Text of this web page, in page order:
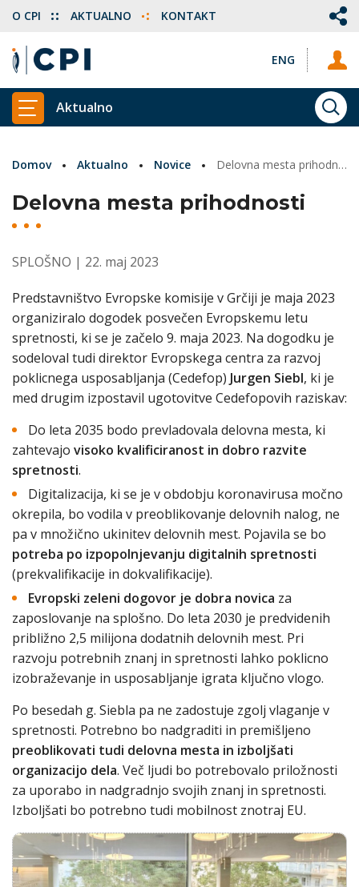
ENG
O CPI AKTUALNO KONTAKT
PRIKAŽI GLAVNI MENI
Aktualno
Domov Aktualno Novice Delovna mesta prihodnosti
Delovna mesta prihodnosti
SPLOŠNO | 22. maj 2023
Predstavništvo Evropske komisije v Grčiji je maja 2023
organiziralo dogodek posvečen Evropskemu letu
spretnosti, ki se je začelo 9. maja 2023. Na dogodku je
sodeloval tudi direktor Evropskega centra za razvoj
poklicnega usposabljanja (Cedefop) Jurgen Siebl, ki je
med drugim izpostavil ugotovitve Cedefopovih raziskav:
Do leta 2035 bodo prevladovala delovna mesta, ki
zahtevajo visoko kvalificiranost in dobro razvite
spretnosti.
Digitalizacija, ki se je v obdobju koronavirusa močno
okrepila, bo vodila v preoblikovanje delovnih nalog, ne
pa v množično ukinitev delovnih mest. Pojavila se bo
potreba po izpopolnjevanju digitalnih spretnosti
(prekvalifikacije in dokvalifikacije).
Evropski zeleni dogovor je dobra novica za
zaposlovanje na splošno. Do leta 2030 je predvidenih
približno 2,5 milijona dodatnih delovnih mest. Pri
razvoju potrebnih znanj in spretnosti lahko poklicno
izobraževanje in usposabljanje igrata ključno vlogo.
Po besedah g. Siebla pa ne zadostuje zgolj vlaganje v
spretnosti. Potrebno bo nadgraditi in premišljeno
preoblikovati tudi delovna mesta in izboljšati
organizacijo dela. Več ljudi bo potrebovalo priložnosti
za uporabo in nadgradnjo svojih znanj in spretnosti.
Izboljšati bo potrebno tudi mobilnost znotraj EU.